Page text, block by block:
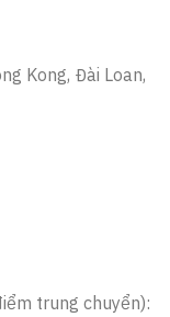
Kong, Đài Loan,
trung chuyển):